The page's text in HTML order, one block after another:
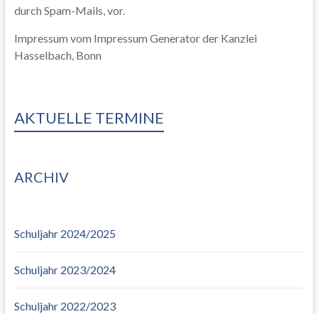
durch Spam-Mails, vor.
Impressum vom Impressum Generator der Kanzlei
Hasselbach, Bonn
AKTUELLE TERMINE
ARCHIV
Schuljahr 2024/2025
Schuljahr 2023/2024
Schuljahr 2022/2023